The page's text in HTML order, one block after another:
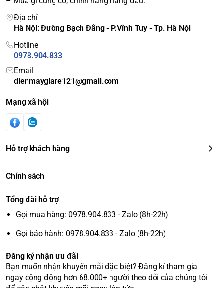
Địa chỉ
Hà Nội: Đường Bạch Đằng - P.Vĩnh Tuy - Tp. Hà Nội
Hotline
0978.904.833
Email
dienmaygiare121@gmail.com
Mạng xã hội
Hỗ trợ khách hàng
Chính sách
Tổng đài hỗ trợ
Gọi mua hàng: 0978.904.833 - Zalo (8h-22h)
Gọi bảo hành: 0978.904.833 - Zalo (8h-22h)
Đăng ký nhận ưu đãi
Bạn muốn nhận khuyến mãi đặc biệt? Đăng kí tham gia
ngay cộng động hơn 68.000+ người theo dõi của chúng tôi